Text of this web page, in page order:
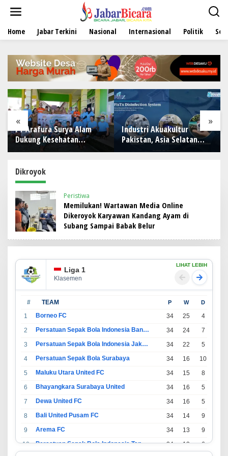
t
Home Jabar Terkini Nasional Internasional Politik
« »
PT Arafura Surya Alam
Dukung Kesehatan
Masyarakat Lewat
Kotabunan
Industri Akuakultur
Pakistan, Asia Selatan
hingga Timur Tengah
Dikroyok
Peristiwa
Memilukan! Wartawan Media Online
Dikeroyok Karyawan Kandang Ayam di
Subang Sampai Babak Belur
Liga 1
Klasemen
LIHAT LEBIH
# TEAM P W D
1 Borneo FC 34 25 4
2
Persatuan Sepak Bola Indonesia Bandung 34 24 7
3
Persatuan Sepak Bola Indonesia Jakarta 34 22 5
4
Persatuan Sepak Bola Surabaya 34 16 10
5
Maluku Utara United FC 34 15 8
6
Bhayangkara Surabaya United 34 16 5
7
Dewa United FC 34 16 5
8
Bali United Pusam FC 34 14 9
9
Arema FC 34 13 9
10
Persatuan Sepak Bola Indonesia Tangerang 34 13 6